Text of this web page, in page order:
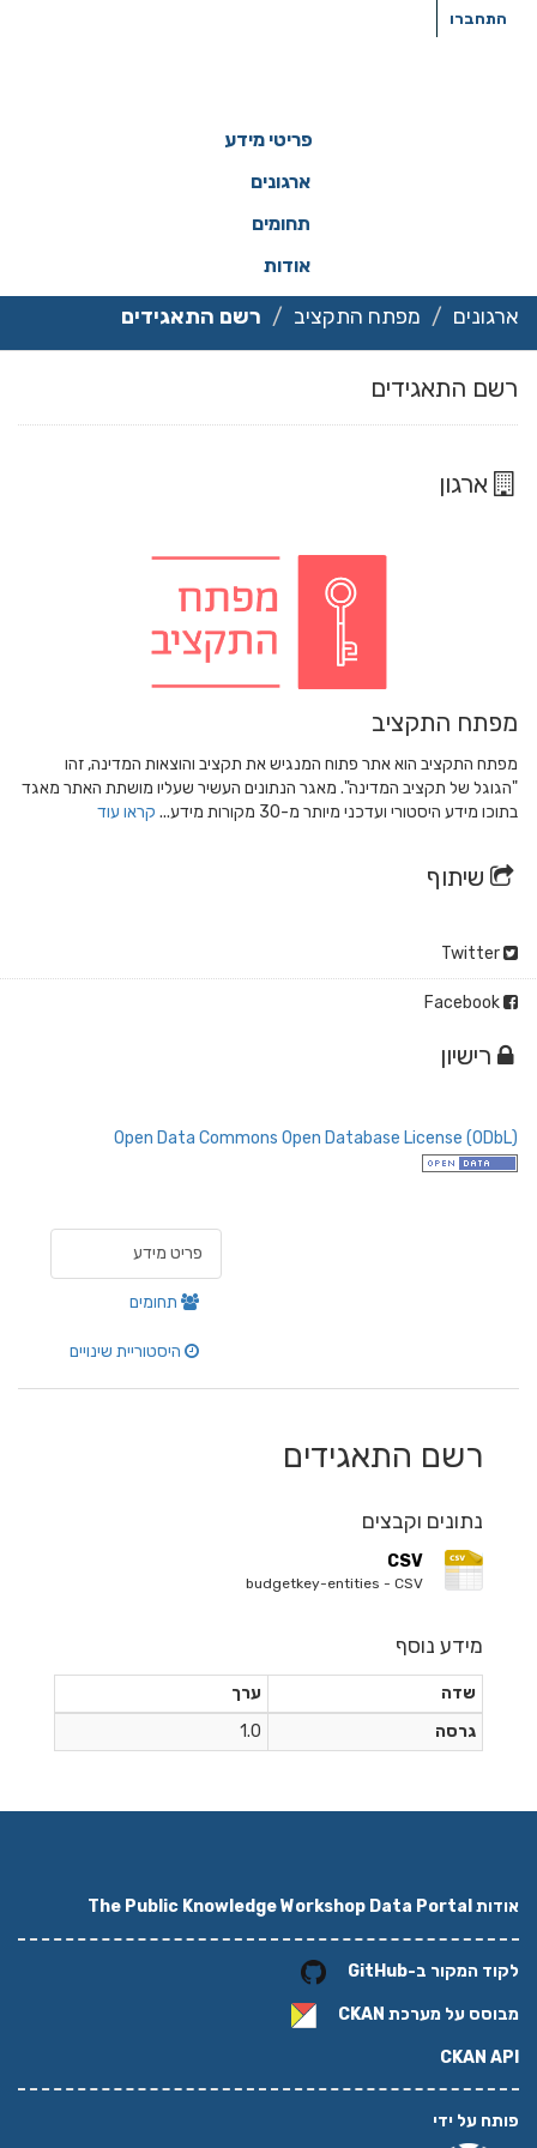
התחברו
פריטי מידע
ארגונים
תחומים
אודות
ארגונים מפתח התקציב רשם התאגידים
רשם התאגידים
ארגון
מפתח התקציב
מפתח התקציב הוא אתר פתוח המנגיש את תקציב והוצאות המדינה, זהו
"הגוגל של תקציב המדינה". מאגר הנתונים העשיר שעליו מושתת האתר מאגד
בתוכו מידע היסטורי ועדכני מיותר מ-30 מקורות מידע...
קראו עוד
שיתוף
רישיון
Open Data Commons Open Database License (ODbL)
פריט מידע
תחומים
היסטוריית שינויים
רשם התאגידים
נתונים וקבצים
CSV
budgetkey-entities - CSV
מידע נוסף
שדה
ערך
גרסה
1.0
אודות The Public Knowledge Workshop Data Portal
לקוד המקור ב-GitHub
מבוסס על מערכת CKAN
CKAN API
פותח על ידי